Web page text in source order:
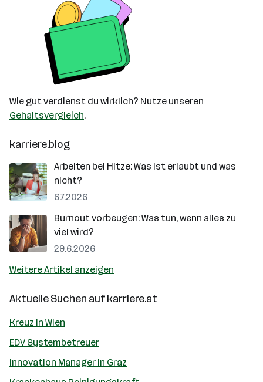
Wie gut verdienst du wirklich? Nutze unseren
Gehaltsvergleich.
karriere.blog
Arbeiten bei Hitze: Was ist erlaubt und was
nicht?
6.7.2026
Burnout vorbeugen: Was tun, wenn alles zu
viel wird?
29.6.2026
Weitere Artikel anzeigen
Aktuelle Suchen aufkarriere.at
Kreuz in Wien
EDV Systembetreuer
Innovation Manager in Graz